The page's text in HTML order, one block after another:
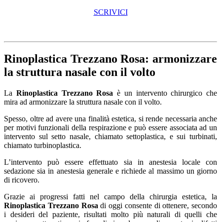
SCRIVICI
Rinoplastica Trezzano Rosa: armonizzare
la struttura nasale con il volto
La Rinoplastica Trezzano Rosa è un intervento chirurgico che
mira ad armonizzare la struttura nasale con il volto.
Spesso, oltre ad avere una finalità estetica, si rende necessaria anche
per motivi funzionali della respirazione e può essere associata ad un
intervento sul setto nasale, chiamato settoplastica, e sui turbinati,
chiamato turbinoplastica.
L’intervento può essere effettuato sia in anestesia locale con
sedazione sia in anestesia generale e richiede al massimo un giorno
di ricovero.
Grazie ai progressi fatti nel campo della chirurgia estetica, la
Rinoplastica Trezzano Rosa di oggi consente di ottenere, secondo
i desideri del paziente, risultati molto più naturali di quelli che